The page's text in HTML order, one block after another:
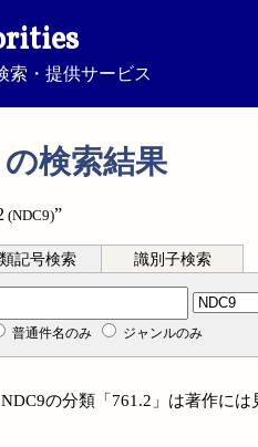
索・提供サービス
の検索結果
(NDC9)”
記号検索 識別子検索
普通件名のみ ジャンルのみ
NDC9の分類「761.2」は著作に